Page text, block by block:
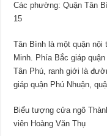
Các phường: Quận Tân
15
Tân Bình là một quận nội
Minh. Phía Bắc giáp
Tân Phú, ranh giới là
giáp quận Phú Nhuận,
Biểu tượng cửa ngõ
viên Hoàng Văn Thụ